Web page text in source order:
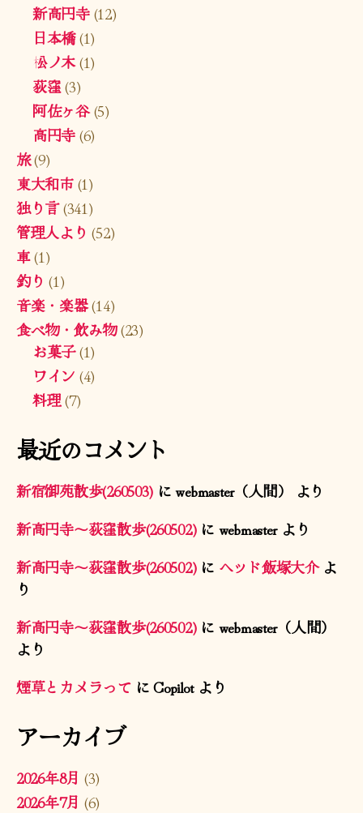
新高円寺(12)
日本橋(1)
松ノ木(1)
荻窪(3)
阿佐ヶ谷(5)
高円寺(6)
旅(9)
東大和市(1)
独り言(341)
管理人より (52)
車(1)
釣り (1)
音楽・楽器(14)
食べ物・飲み物(23)
お菓子(1)
ワイン (4)
料理(7)
最近のコメント
新宿御苑散歩(260503) にwebmaster（人間）
より
新高円寺〜荻窪散歩(260502)に webmasterより
新高円寺〜荻窪散歩(260502)に ヘッド飯塚大介よ
り
新高円寺〜荻窪散歩(260502)に webmaster（人間）
より
煙草とカメラってにCopilotより
アーカイブ
2026年8月 (3)
2026年7月 (6)